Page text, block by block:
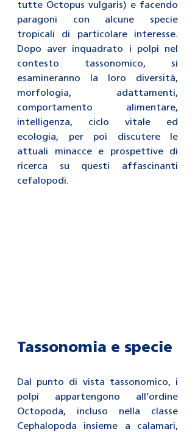
tutte Octopus vulgaris) e facendo
paragoni con alcune specie
tropicali di particolare interesse.
Dopo aver inquadrato i polpi nel
contesto tassonomico, si
esamineranno la loro diversità,
morfologia, adattamenti,
comportamento alimentare,
intelligenza, ciclo vitale ed
ecologia, per poi discutere le
attuali minacce e prospettive di
ricerca su questi affascinanti
cefalopodi.
Tassonomia e specie
Dal punto di vista tassonomico, i
polpi appartengono all’ordine
Octopoda, incluso nella classe
Cephalopoda insieme a calamari,